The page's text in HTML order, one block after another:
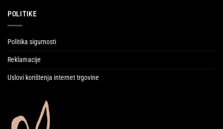
POLITIKE
Politika sigurnosti
Reklamacije
Uslovi korištenja internet trgovine